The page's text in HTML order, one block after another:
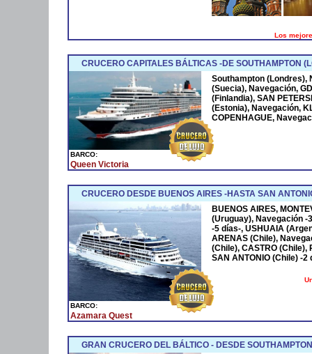
Los
CRUCERO CAPITALES BÁLTICAS -DE SOUTHAMPTON
BARCO:
Queen Victoria
Southampton (Londres),
(Suecia), Navegación,
(Finlandia), SAN
(Estonia), Navegación,
COPENHAGUE,
CRUCERO DESDE BUENOS AIRES -HASTA SAN
BARCO:
Azamara Quest
BUENOS AIRES,
(Uruguay), Navegación -
-5 días-, USHUAIA
ARENAS (Chile),
(Chile), CASTRO (Chile),
SAN ANTONIO (Chile) -2
GRAN CRUCERO DEL BÁLTICO - DESDE